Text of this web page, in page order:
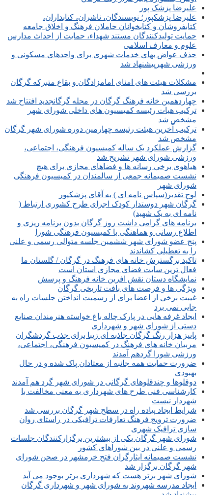
علیرضا پزشک پور
علیرضا پزشکپور؛ نویسندگان، ناشران، کتابداران،
کتابفروشان و کتابخوانان حاملان فرهنگ و اخلاق جامعه
حمایت تولیدکنندگان مستند شهداء، حمایت از احداث مدارس
علوم و معارف اسلامی
حذف عواض بهای خدمات شهری برای واحدهای مسکونی و
ورزشی شهرپیشنهاد شد
مشکلات هیئت های امنای امامزادگان و بقاع متبرکه گرگان
بررسی شد
چهاردهمین خانه فرهنگ گرگان در محله گرگانجدید افتتاح شد
ترکیب هیات رئیسه کمیسیون های داخلی شورای شهر
مشخص شد
ترکیب آخرین هیئت رئیسه چهارمین دوره شورای شهر گرگان
مشخص شد
گزارش عملکرد یک ساله کمیسیون فرهنگی، اجتماعی،
ورزشی شورای شهر تشریح شد
هیاهوی برخی رسانه ها و فضاهای مجازی برای هیچ
نشست صمیمانه جمعی از سالمندان در کمیسیون فرهنگی
شورای شهر
لوح تقدیر(سپاس نامه ای ) به آقای پزشکپور
گرگان شهر دوستدار کودک اجرای طرح کشوری ارتباط (
نامه ای به یک شهید)
برنامه های گرامی داشت روز گرگان بدون برنامه ریزی و
اطلاع رسانی و هماهنگی با کمیسیون فرهنگی شورا
پنج عضو شورای شهر ششمین جلسه متوالی رسمی و علنی
را به تعطیلی کشاندند
تاکید برگسترش خانه های فرهنگ در گرگان / گلستان ما
فعال ترین سایت فضای مجازی استان است
نمایشگاه دستان نقش افرین خانه فرهنگ و پرسش
ویژگی ها و فرصت های بافت تاریخی گرگان
غیبت برخی از اعضا برای از رسمیت انداختن جلسات راه به
جایی نمی برد
ایجاد غرفه هایی در پارک چاله باغ خواسته هنرمندان صنایع
دستی از شورای شهر و شهرداری
پاییز هزار رنگ گرگان جاذبه ای زیبا برای جذب گردشگران
مربیان خانه های فرهنگ در کمیسیون فرهنگی، اجتماعی،
ورزشی شورا گردهم آمدند
ضرورت حمایت همه جانبه از معتادان پاک شده و در حال
بهبودی
دوقلوها و چندقلوهای گرگانی در شورای شهر گرد هم آمدند
کارشناسی فنی طرح های شهرداری به معنی مخالفت با
شهردار نیست
شرایط ایجاد پیاده راه در سطح شهر گرگان بررسی شد
ضرورت ترویج فرهنگ تعارفات ترافیکی در راستای روان
سازی ترافیک شهری
شورای شهر گرگان یکی از بیشترین برگزارکنندگان جلسات
رسمی و علنی در بین شوراهای کشور
نشست صمیمانه ایثارگران فتح خرمشهر در صحن شورای
شهر گرگان برگزار شد
شورای شهر برتر هست که شهرداری برتر بوجود می آید
ایجاد مدرسه شهروند به شورای شهر و شهرداری گرگان